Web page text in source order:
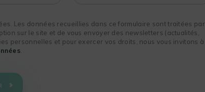
Les données recueillies dans ce formulaire sont traitées par
sur le site et de vous envoyer des newsletters (actualités,
personnelles et pour exercer vos droits, nous vous invitons à